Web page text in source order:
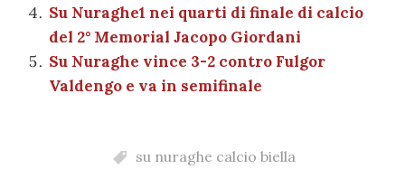
Su Nuraghe1 nei quarti di finale di calcio
del 2° Memorial Jacopo Giordani
Su Nuraghe vince 3-2 contro Fulgor
Valdengo e va in semifinale
su nuraghe calcio biella